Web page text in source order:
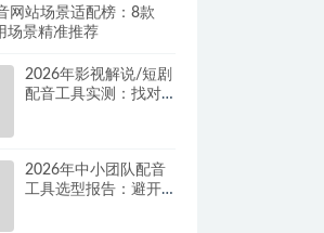
网站场景适配榜：8款
场景精准推荐
2026年影视解说/短剧
配音工具实测：找对
2026年中小团队配音
工具选型报告：避开